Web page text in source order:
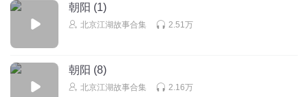
朝阳 (1)
北京江湖故事合集 2.51万
朝阳 (8)
北京江湖故事合集 2.16万